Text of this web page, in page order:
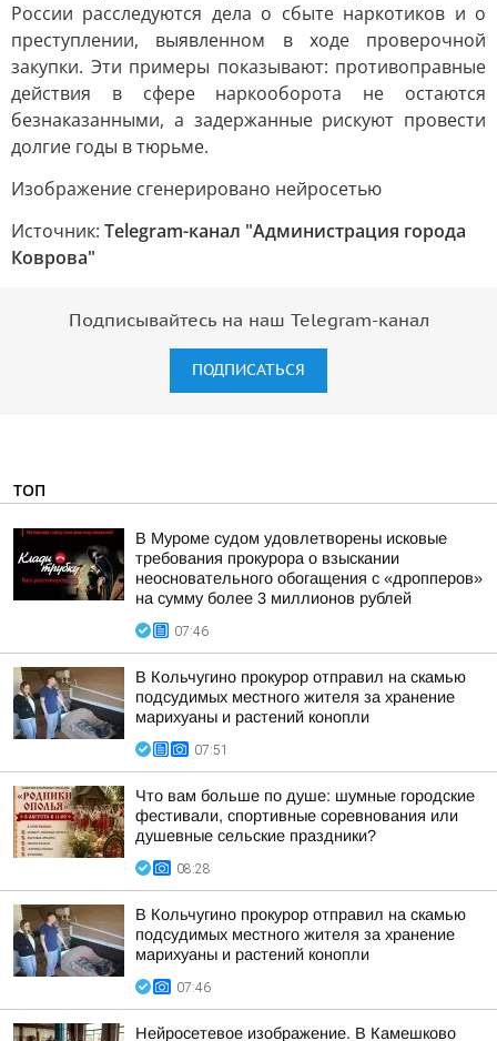
России расследуются дела о сбыте наркотиков и о
преступлении, выявленном в ходе проверочной
закупки. Эти примеры показывают: противоправные
действия в сфере наркооборота не остаются
безнаказанными, а задержанные рискуют провести
долгие годы в тюрьме.
Изображение сгенерировано нейросетью
Источник: Telegram-канал "Администрация города
Коврова"
Подписывайтесь на наш Telegram-канал
ПОДПИСАТЬСЯ
ТОП
В Муроме судом удовлетворены исковые
требования прокурора о взыскании
неосновательного обогащения с «дропперов»
на сумму более 3 миллионов рублей
07:46
В Кольчугино прокурор отправил на скамью
подсудимых местного жителя за хранение
марихуаны и растений конопли
07:51
Что вам больше по душе: шумные городские
фестивали, спортивные соревнования или
душевные сельские праздники?
08:28
В Кольчугино прокурор отправил на скамью
подсудимых местного жителя за хранение
марихуаны и растений конопли
07:46
Нейросетевое изображение. В Камешково